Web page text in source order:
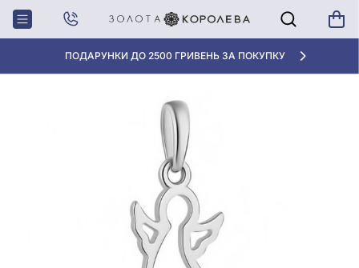
АКЦІЯ ДЛЯ КЛІЄНТІВ "НОВА ПОШТА"
Головна Підвіска "Янгол" зі срібла 925° з фіанітом/куб.цирконієм, арт. 39116